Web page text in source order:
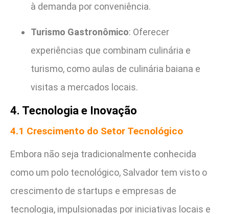
à demanda por conveniência.
Turismo Gastronômico: Oferecer
experiências que combinam culinária e
turismo, como aulas de culinária baiana e
visitas a mercados locais.
4. Tecnologia e Inovação
4.1 Crescimento do Setor Tecnológico
Embora não seja tradicionalmente conhecida
como um polo tecnológico, Salvador tem visto o
crescimento de startups e empresas de
tecnologia, impulsionadas por iniciativas locais e